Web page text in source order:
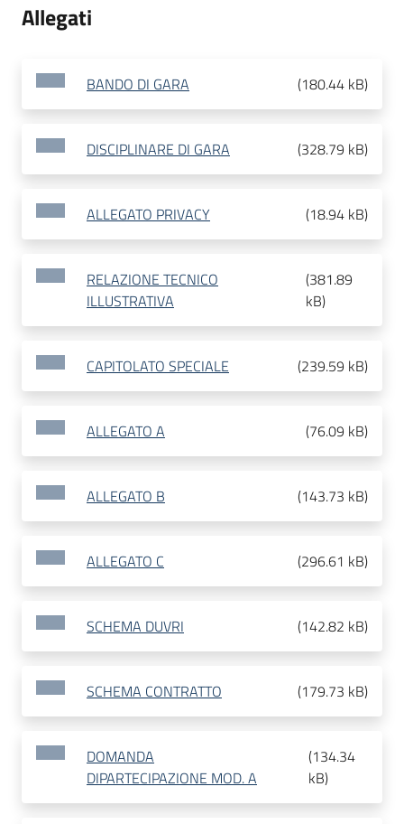
Allegati
BANDO DI GARA (180.44 kB)
DISCIPLINARE DI GARA (328.79 kB)
ALLEGATO PRIVACY (18.94 kB)
RELAZIONE TECNICO
ILLUSTRATIVA
(381.89
kB)
CAPITOLATO SPECIALE (239.59 kB)
ALLEGATO A (76.09 kB)
ALLEGATO B (143.73 kB)
ALLEGATO C (296.61 kB)
SCHEMA DUVRI (142.82 kB)
SCHEMA CONTRATTO (179.73 kB)
DOMANDA
DIPARTECIPAZIONE MOD. A
(134.34
kB)